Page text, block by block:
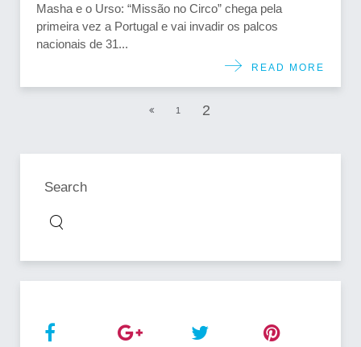
Masha e o Urso: “Missão no Circo” chega pela
primeira vez a Portugal e vai invadir os palcos
nacionais de 31...
READ MORE
1 2
Search